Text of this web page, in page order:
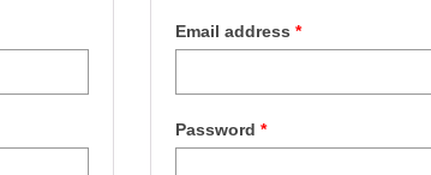
Email address *Required
Password *Required